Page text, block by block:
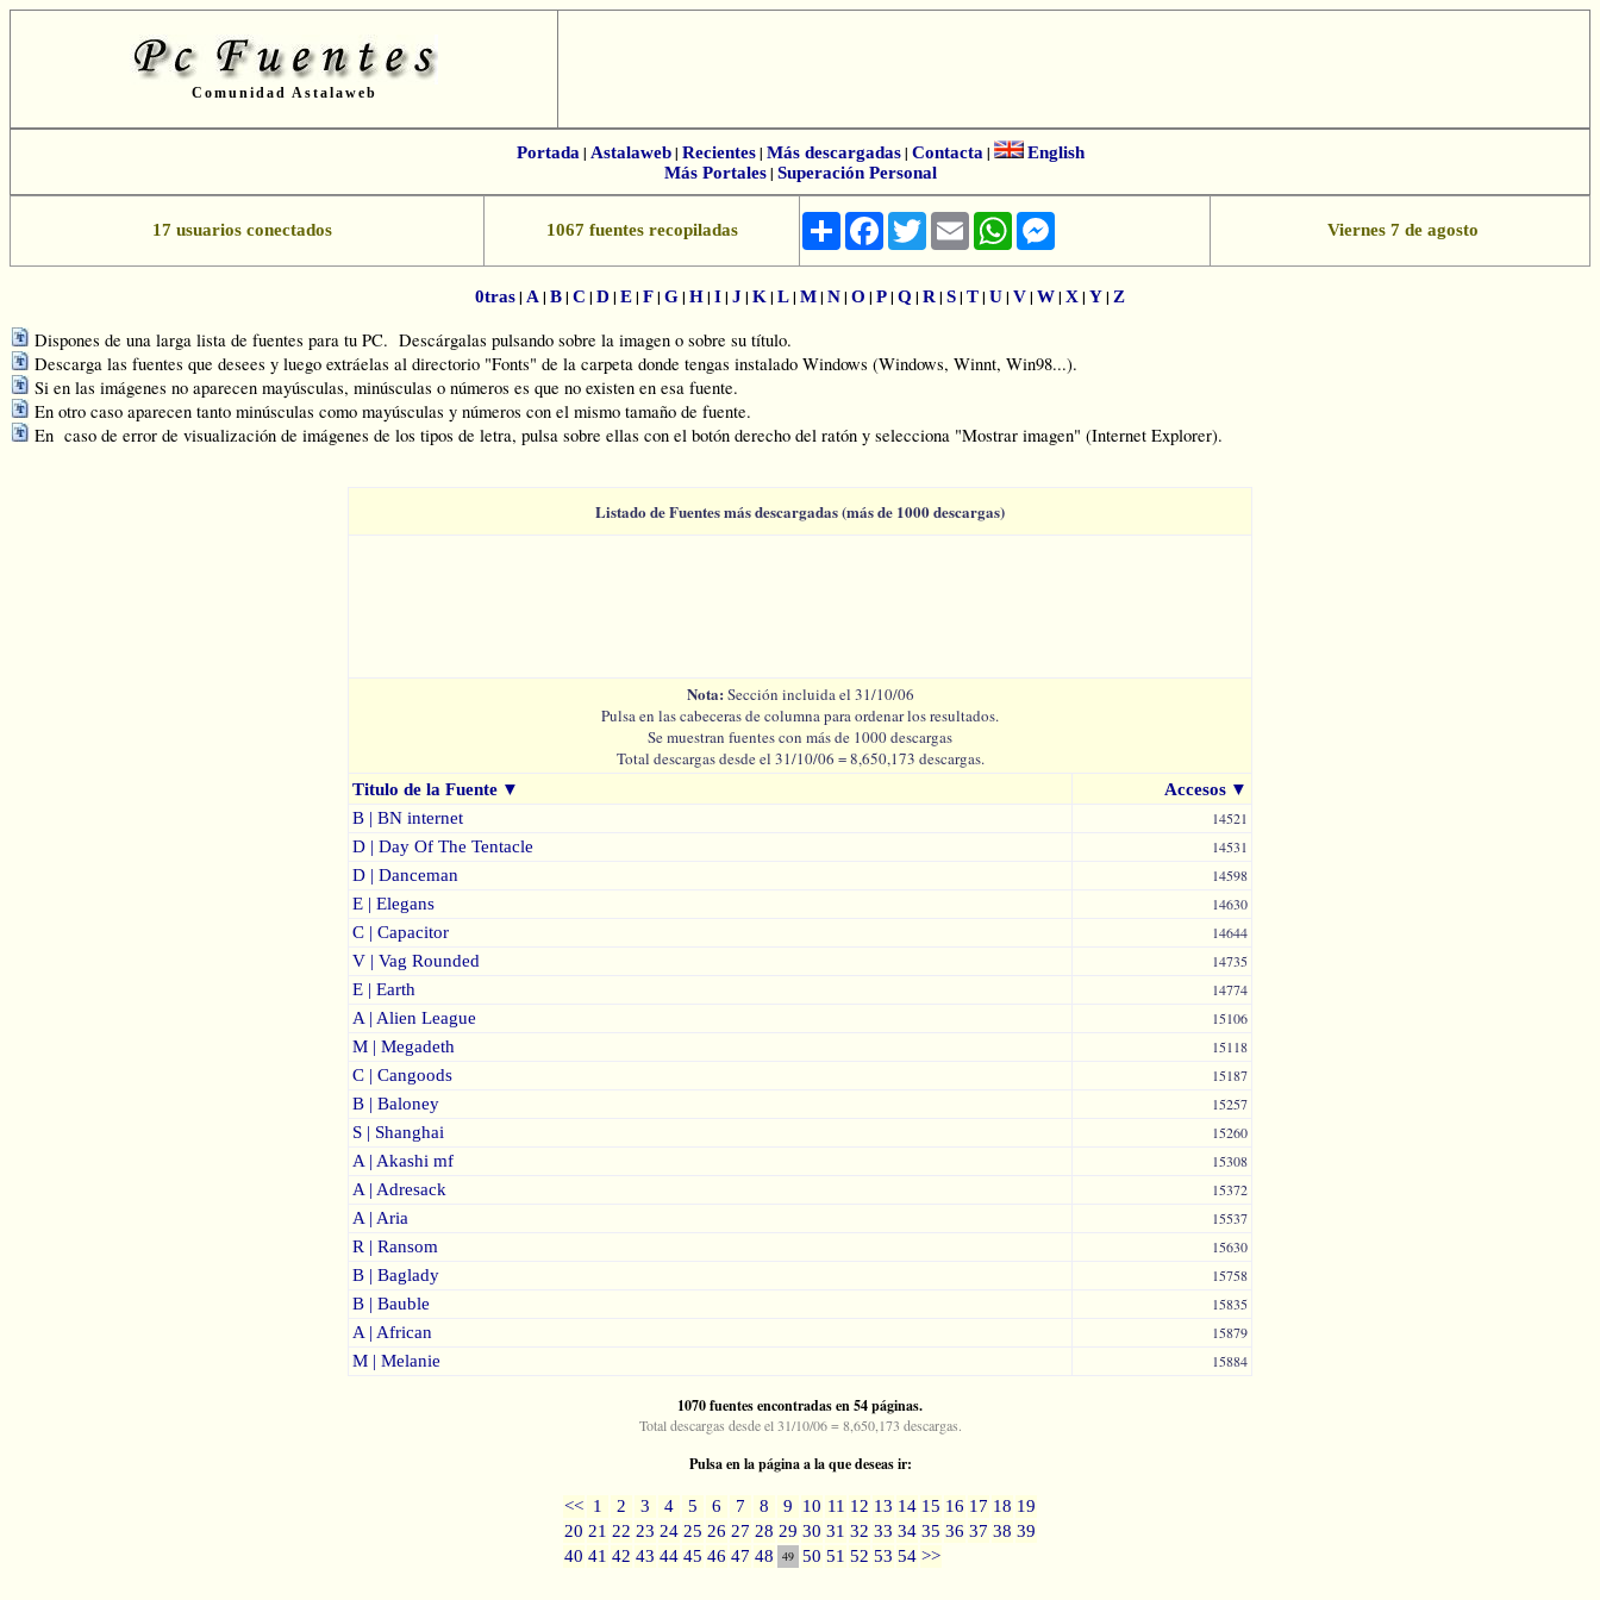
Comunidad Astalaweb
Portada| Astalaweb| Recientes| Más descargadas| Contacta|
English
Más Portales| Superación Personal
17 usuarios conectados 1067 fuentes recopiladas Share Facebook
TwitterEmail WhatsApp Viernes 7 de agosto
0tras| A | B| C | D | E| F| G| H| I| J | K | L| M| N| O | P| Q | R | S| T| U| V| W| X | Y| Z
Dispones de una larga lista de fuentes para tu PC. Descárgalas pulsando sobre la imagen o sobre su título.
Descarga las fuentes que desees y luego extráelas al directorio "Fonts" de la carpeta donde tengas instalado Windows (Windows, Winnt, Win98...).
Si en las imágenes no aparecen mayúsculas, minúsculas o números es que no existen en esa fuente.
En otro caso aparecen tanto minúsculas como mayúsculas y números con el mismo tamaño de fuente.
En caso de error de visualización de imágenes de los tipos de letra, pulsa sobre ellas con el botón derecho del ratón y selecciona "Mostrar imagen" (Internet Explorer).
Listado de Fuentes más descargadas (más de 1000 descargas)
Nota: Sección incluida el 31/10/06
Pulsa en las cabeceras de columna para ordenar los resultados.
Se muestran fuentes con más de 1000 descargas
Total descargas desde el 31/10/06 = 8,650,173 descargas.
Titulo de la Fuente ▼ Accesos ▼
B | BN internet
14521
D | Day Of The Tentacle
14531
D | Danceman
14598
E | Elegans
14630
C | Capacitor
14644
V | Vag Rounded
14735
E | Earth
14774
A | Alien League
15106
M | Megadeth
15118
C | Cangoods
15187
B | Baloney
15257
S | Shanghai
15260
A | Akashi mf
15308
A | Adresack
15372
A | Aria
15537
R | Ransom
15630
B | Baglady
15758
B | Bauble
15835
A | African
15879
M | Melanie
15884
1070 fuentes encontradas en 54 páginas.
Total descargas desde el 31/10/06 = 8,650,173 descargas.
Pulsa en la página a la que deseas ir:
<< 1 2 3 4 5 6 7 8 9 10 11 12 13 14 15 16 17 18 19
20 21 22 23 24 25 26 27 28 29 30 31 32 33 34 35 36 37 38 39
40 41 42 43 44 45 46 47 48 49 50 51 52 53 54 >>